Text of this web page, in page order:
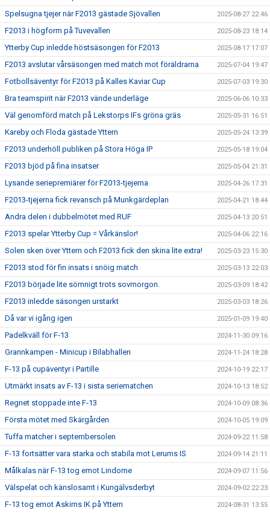
Spelsugna tjejer när F2013 gästade Sjövallen 2025-08-27 22:46
F2013 i högform på Tuvevallen 2025-08-23 18:14
Ytterby Cup inledde höstsäsongen för F2013 2025-08-17 17:07
F2013 avslutar vårsäsongen med match mot föräldrarna 2025-07-04 19:47
Fotbollsäventyr för F2013 på Kalles Kaviar Cup 2025-07-03 19:30
Bra teamspirit när F2013 vände underläge 2025-06-06 10:33
Väl genomförd match på Lekstorps IFs gröna gräs 2025-05-31 16:51
Kareby och Floda gästade Yttern 2025-05-24 13:39
F2013 underhöll publiken på Stora Höga IP 2025-05-18 19:04
F2013 bjöd på fina insatser 2025-05-04 21:31
Lysande seriepremiärer för F2013-tjejerna 2025-04-26 17:31
F2013-tjejerna fick revansch på Munkgärdeplan 2025-04-21 18:44
Andra delen i dubbelmötet med RUF 2025-04-13 20:51
F2013 spelar Ytterby Cup = Vårkänslor! 2025-04-06 22:16
Solen sken över Yttern och F2013 fick den skina lite extra! 2025-03-23 15:30
F2013 stod för fin insats i snöig match 2025-03-13 22:03
F2013 började lite sömnigt trots sovmorgon. 2025-03-09 18:42
F2013 inledde säsongen urstarkt 2025-03-03 18:26
Då var vi igång igen 2025-01-09 19:40
Padelkväll för F-13 2024-11-30 09:16
Grannkampen - Minicup i Bilabhallen 2024-11-24 18:28
F-13 på cupäventyr i Partille 2024-10-19 22:17
Utmärkt insats av F-13 i sista seriematchen 2024-10-13 18:52
Regnet stoppade inte F-13 2024-10-09 08:36
Första mötet med Skärgården 2024-10-05 19:09
Tuffa matcher i septembersolen 2024-09-22 11:58
F-13 fortsätter vara starka och stabila mot Lerums IS 2024-09-14 21:11
Målkalas när F-13 tog emot Lindome 2024-09-07 11:56
Välspelat och känslosamt i Kungälvsderbyt 2024-09-02 22:23
F-13 tog emot Askims IK på Yttern 2024-08-31 13:55